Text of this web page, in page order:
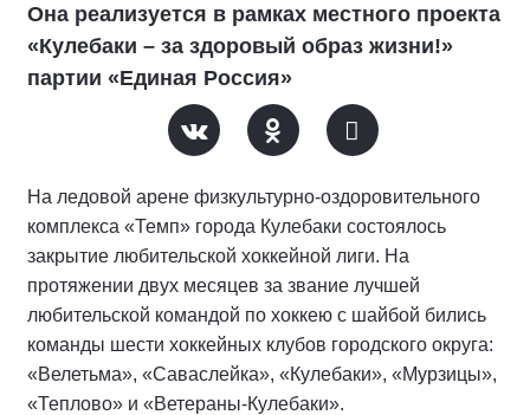
Она реализуется в рамках местного проекта
«Кулебаки – за здоровый образ жизни!»
партии «Единая Россия»
На ледовой арене физкультурно-оздоровительного
комплекса «Темп» города Кулебаки состоялось
закрытие любительской хоккейной лиги. На
протяжении двух месяцев за звание лучшей
любительской командой по хоккею с шайбой бились
команды шести хоккейных клубов городского округа:
«Велетьма», «Саваслейка», «Кулебаки», «Мурзицы»,
«Теплово» и «Ветераны-Кулебаки».